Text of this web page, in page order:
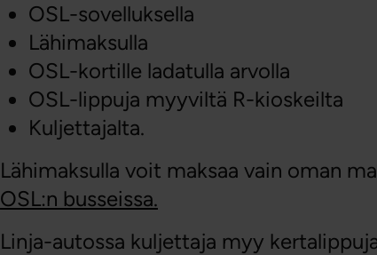
OSL-sovelluksella
Lähimaksulla
OSL-kortille ladatulla arvolla
OSL-lippuja myyviltä R-kioskeilta
Kuljettajalta.
Lähimaksulla voit maksaa vain oman
OSL:n busseissa.
Linja-autossa kuljettaja myy